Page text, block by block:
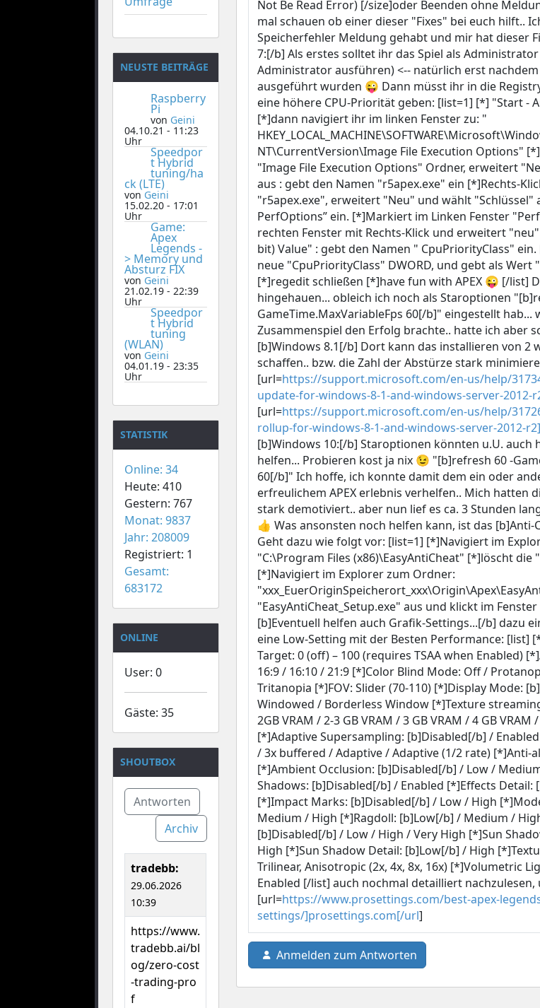
NEUSTE BEITRÄGE
Raspberry
Pi
von Geini
04.10.21 - 11:23
Uhr
Speedpor
t Hybrid
tuning/ha
ck (LTE)
von Geini
15.02.20 - 17:01
Uhr
Game:
Apex
Legends -
> Memory und
Absturz FIX
von Geini
21.02.19 - 22:39
Uhr
Speedpor
t Hybrid
tuning
(WLAN)
von Geini
04.01.19 - 23:35
Uhr
STATISTIK
Online: 34
Heute: 410
Gestern: 767
Monat: 9837
Jahr: 208009
Registriert: 1
Gesamt:
683172
ONLINE
User: 0
Gäste: 35
SHOUTBOX
Antworten
Archiv
tradebb:
29.06.2026
10:39
https://www.
tradebb.ai/bl
og/zero-cost
-trading-pro
f
Not Be Read Error) [/size]oder Beenden ohne
mal schauen ob einer dieser "Fixes" bei euch hilft..
Speicherfehler Meldung gehabt und mir hat dieser
7:[/b] Als erstes solltet ihr das Spiel als
Administrator ausführen) <-- natürlich erst
ausgeführt wurden 😜 Dann müsst ihr in die
eine höhere CPU-Priorität geben: [list=1] [*] "Start -
[*]dann navigiert ihr im linken Fenster zu: "
NT\CurrentVersion\Image File Execution Options"
"Image File Execution Options" Ordner, erweitert
aus : gebt den Namen "r5apex.exe" ein [*]Rechts-
"r5apex.exe", erweitert "Neu" und wählt "Schlüssel"
PerfOptions” ein. [*]Markiert im Linken Fenster
rechten Fenster mit Rechts-Klick und erweitert
bit) Value" : gebt den Namen " CpuPriorityClass"
neue "CpuPriorityClass" DWORD, und gebt als Wert
[*]regedit schließen [*]have fun with APEX 😜 [/list]
hingehauen... obleich ich noch als Staroptionen
GameTime.MaxVariableFps 60[/b]" eingestellt hab...
Zusammenspiel den Erfolg brachte.. hatte ich aber
[b]Windows 8.1[/b] Dort kann das installieren von 2
schaffen.. bzw. die Zahl der Abstürze stark
[url=https://support.microsoft.com/en-us/help/
update-for-windows-8-1-and-windows-server-2012-
[url=https://support.microsoft.com/en-us/help/
rollup-for-windows-8-1-and-windows-server-2012-
[b]Windows 10:[/b] Staroptionen könnten u.U. auch
helfen... Probieren kost ja nix 😉 "[b]refresh 60 -
60[/b]" Ich hoffe, ich konnte damit dem ein oder
erfreulichem APEX erlebnis verhelfen.. Mich hatten
stark demotiviert.. aber nun lief es ca. 3 Stunden
👍 Was ansonsten noch helfen kann, ist das
Geht dazu wie folgt vor: [list=1] [*]Navigiert im
"C:\Program Files (x86)\EasyAntiCheat" [*]löscht die
[*]Navigiert im Explorer zum Ordner:
"EasyAntiCheat_Setup.exe" aus und klickt im
[b]Eventuell helfen auch Grafik-Settings...[/b] dazu
eine Low-Setting mit der Besten Performance: [list]
Target: 0 (off) – 100 (requires TSAA when Enabled)
16:9 / 16:10 / 21:9 [*]Color Blind Mode: Off /
Tritanopia [*]FOV: Slider (70-110) [*]Display Mode:
Windowed / Borderless Window [*]Texture
2GB VRAM / 2-3 GB VRAM / 3 GB VRAM / 4 GB VRAM
[*]Adaptive Supersampling: [b]Disabled[/b] /
/ 3x buffered / Adaptive / Adaptive (1/2 rate) [*]Anti-
[*]Ambient Occlusion: [b]Disabled[/b] / Low /
Shadows: [b]Disabled[/b] / Enabled [*]Effects
[*]Impact Marks: [b]Disabled[/b] / Low / High
Medium / High [*]Ragdoll: [b]Low[/b] / Medium /
[b]Disabled[/b] / Low / High / Very High [*]Sun
High [*]Sun Shadow Detail: [b]Low[/b] / High
Trilinear, Anisotropic (2x, 4x, 8x, 16x) [*]Volumetric
Enabled [/list] auch nochmal detailliert nachzulesen,
[url=https://www.prosettings.com/best-apex-
settings/]prosettings.com[/url]
Anmelden zum Antworten